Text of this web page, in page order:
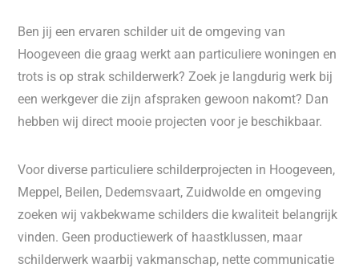
Ben jij een ervaren schilder uit de omgeving van
Hoogeveen die graag werkt aan particuliere woningen en
trots is op strak schilderwerk? Zoek je langdurig werk bij
een werkgever die zijn afspraken gewoon nakomt? Dan
hebben wij direct mooie projecten voor je beschikbaar.
Voor diverse particuliere schilderprojecten in Hoogeveen,
Meppel, Beilen, Dedemsvaart, Zuidwolde en omgeving
zoeken wij vakbekwame schilders die kwaliteit belangrijk
vinden. Geen productiewerk of haastklussen, maar
schilderwerk waarbij vakmanschap, nette communicatie